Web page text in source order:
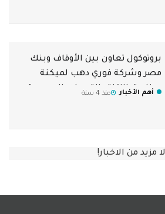
بروتوكول تعاون بين الأوقاف وبنك
مصر وشركة فوري دهب لميكنة
صناديق الزكاة والتبرعات الموجودة
أهم الأخبار منذ 4 سنة
لا مزيد من الاخبار!